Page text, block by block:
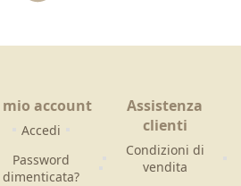
account
Accedi
Password
dimenticata?
Assistenza
clienti
Condizioni di
vendita